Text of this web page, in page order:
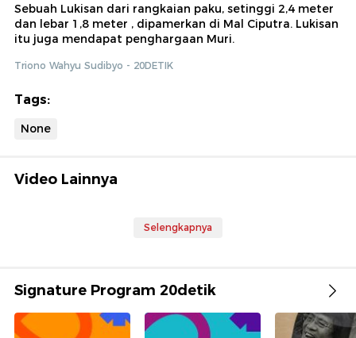
Sebuah Lukisan dari rangkaian paku, setinggi 2,4 meter
dan lebar 1,8 meter , dipamerkan di Mal Ciputra. Lukisan
itu juga mendapat penghargaan Muri.
Triono Wahyu Sudibyo - 20DETIK
Tags:
None
Video Lainnya
Selengkapnya
Signature Program 20detik